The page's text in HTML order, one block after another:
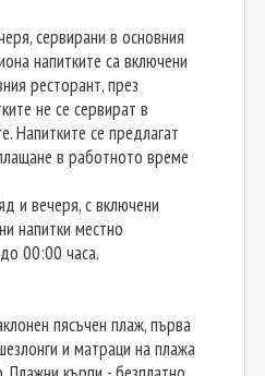
сервирани в основния
напитките са включени
ресторант, през
не се сервират в
Напитките се предлагат
в работното време
и вечеря, с включени
напитки местно
00:00 часа.
пясъчен плаж, първа
и матраци на плажа